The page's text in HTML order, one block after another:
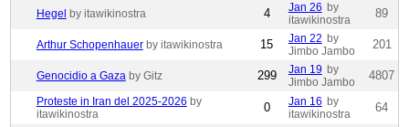
Hegel by itawikinostra 4 Jan 26 by
itawikinostra
89
Arthur Schopenhauer by itawikinostra 15 Jan 22 by
Jimbo Jambo
201
Genocidio a Gaza by Gitz 299 Jan 19 by
Jimbo Jambo
4807
Proteste in Iran del 2025-2026 by
itawikinostra
0 Jan 16 by
itawikinostra
64